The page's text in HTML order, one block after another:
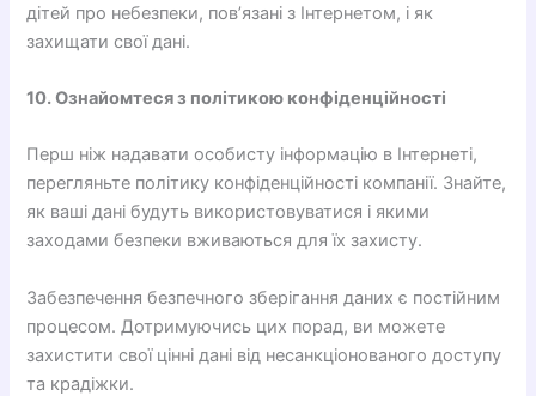
дітей про небезпеки, пов’язані з Інтернетом, і як
захищати свої дані.
10. Ознайомтеся з політикою конфіденційності
Перш ніж надавати особисту інформацію в Інтернеті,
перегляньте політику конфіденційності компанії. Знайте,
як ваші дані будуть використовуватися і якими
заходами безпеки вживаються для їх захисту.
Забезпечення безпечного зберігання даних є постійним
процесом. Дотримуючись цих порад, ви можете
захистити свої цінні дані від несанкціонованого доступу
та крадіжки.